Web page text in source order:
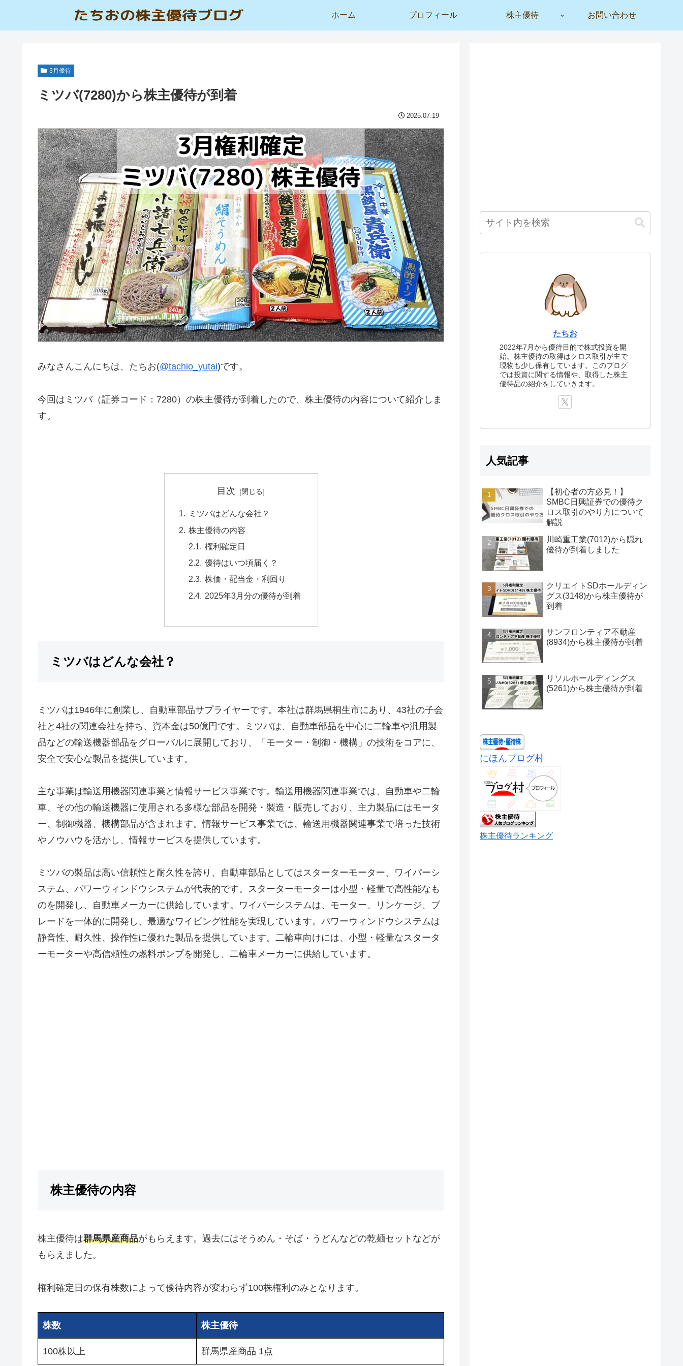
ホーム プロフィール 株主優待 お問い合わせ
3月優待
ミツバ(7280)から株主優待が到着
2025.07.19
みなさんこんにちは、たちお(@tachio_yutai)です。
今回はミツバ（証券コード：7280）の株主優待が到着したので、株主優待の内容について紹介しま
す。
目次
ミツバはどんな会社？
株主優待の内容
権利確定日
優待はいつ頃届く？
株価・配当金・利回り
2025年3月分の優待が到着
ミツバはどんな会社？
ミツバは1946年に創業し、自動車部品サプライヤーです。本社は群馬県桐生市にあり、43社の子会
社と4社の関連会社を持ち、資本金は50億円です。ミツバは、自動車部品を中心に二輪車や汎用製
品などの輸送機器部品をグローバルに展開しており、「モーター・制御・機構」の技術をコアに、
安全で安心な製品を提供しています。
主な事業は輸送用機器関連事業と情報サービス事業です。輸送用機器関連事業では、自動車や二輪
車、その他の輸送機器に使用される多様な部品を開発・製造・販売しており、主力製品にはモータ
ー、制御機器、機構部品が含まれます。情報サービス事業では、輸送用機器関連事業で培った技術
やノウハウを活かし、情報サービスを提供しています。
ミツバの製品は高い信頼性と耐久性を誇り、自動車部品としてはスターターモーター、ワイパーシ
ステム、パワーウィンドウシステムが代表的です。スターターモーターは小型・軽量で高性能なも
のを開発し、自動車メーカーに供給しています。ワイパーシステムは、モーター、リンケージ、ブ
レードを一体的に開発し、最適なワイピング性能を実現しています。パワーウィンドウシステムは
静音性、耐久性、操作性に優れた製品を提供しています。二輪車向けには、小型・軽量なスタータ
ーモーターや高信頼性の燃料ポンプを開発し、二輪車メーカーに供給しています。
株主優待の内容
株主優待は群馬県産商品がもらえます。過去にはそうめん・そば・うどんなどの乾麺セットなどが
もらえました。
権利確定日の保有株数によって優待内容が変わらず100株権利のみとなります。
株数 株主優待
100株以上 群馬県産商品 1点
たちお
2022年7月から優待目的で株式投資を開
始。株主優待の取得はクロス取引が主で
現物も少し保有しています。このブログ
では投資に関する情報や、取得した株主
優待品の紹介をしていきます。
人気記事
【初心者の方必見！】
SMBC日興証券での優待ク
ロス取引のやり方について
解説
川崎重工業(7012)から隠れ
優待が到着しました
クリエイトSDホールディン
グス(3148)から株主優待が
到着
サンフロンティア不動産
(8934)から株主優待が到着
リソルホールディングス
(5261)から株主優待が到着
にほんブログ村
株主優待ランキング